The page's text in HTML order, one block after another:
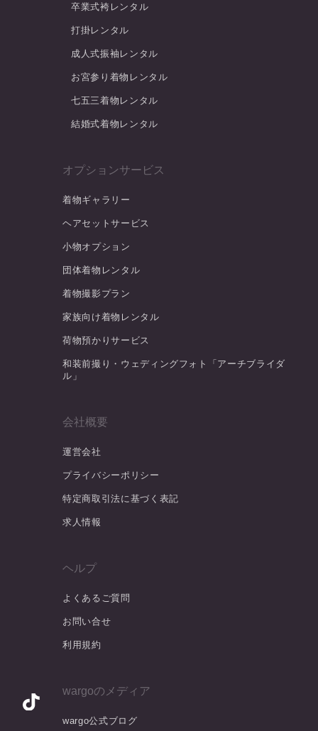
卒業式袴レンタル
打掛レンタル
成人式振袖レンタル
お宮参り着物レンタル
七五三着物レンタル
結婚式着物レンタル
オプションサービス
着物ギャラリー
ヘアセットサービス
小物オプション
団体着物レンタル
着物撮影プラン
家族向け着物レンタル
荷物預かりサービス
和装前撮り・ウェディングフォト「アーチブライダ
ル」
会社概要
運営会社
プライバシーポリシー
特定商取引法に基づく表記
求人情報
ヘルプ
よくあるご質問
お問い合せ
利用規約
wargoのメディア
wargo公式ブログ